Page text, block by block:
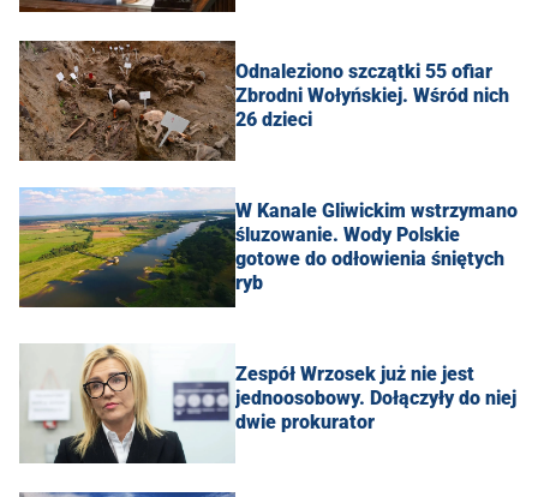
Odnaleziono szczątki 55 ofiar
Zbrodni Wołyńskiej. Wśród nich
26 dzieci
W Kanale Gliwickim wstrzymano
śluzowanie. Wody Polskie
gotowe do odłowienia śniętych
ryb
Zespół Wrzosek już nie jest
jednoosobowy. Dołączyły do niej
dwie prokurator